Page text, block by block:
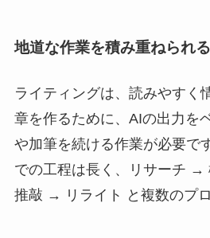
地道な作業を積み重ねられ
ライティングは、読みやすく
章を作るために、AIの出力を
や加筆を続ける作業が必要で
での工程は長く、リサーチ
推敲 → リライト と複数のプ